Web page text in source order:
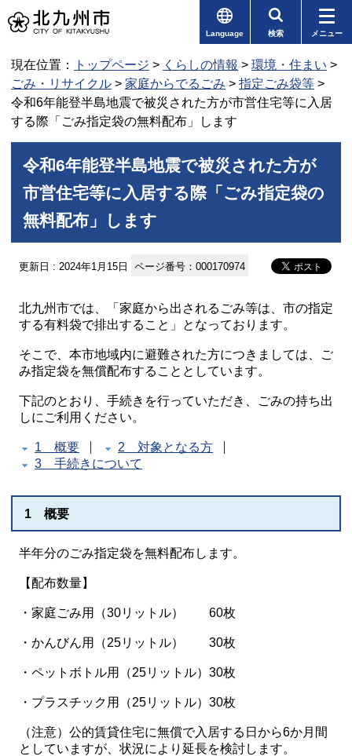
Language 検索 メニュー
現在位置： トップページ > くらしの情報 > 環境・住まい >
ごみ・リサイクル > 家庭からでるごみ > 指定ごみ袋等 >
令和6年能登半島地震で被災された方が市営住宅等に入居
する際「ごみ指定袋の無料配布」します
令和6年能登半島地震で被災された方が
市営住宅等に入居する際「ごみ指定袋の
無料配布」します
更新日 : 2024年1月15日 ページ番号：000170974
北九州市では、「家庭から出されるごみ等は、市の指定
する有料袋で排出すること」となっております。
そこで、本市地域内に避難された方につきましては、ご
み指定袋を無償配布することとしています。
下記のとおり、手続きを行っていただき、ごみの持ち出
しにご利用ください。
1 概要
2 対象となる方
3 手続きについて
1 概要
半年分のごみ指定袋を無料配布します。
【配布数量】
・家庭ごみ用（30リットル） 60枚
・かんびん用（25リットル） 30枚
・ペットボトル用（25リットル）30枚
・プラスチック用（25リットル）30枚
（注意）公的賃貸住宅に無償で入居する日から6か月間
としていますが、状況により延長を検討します。